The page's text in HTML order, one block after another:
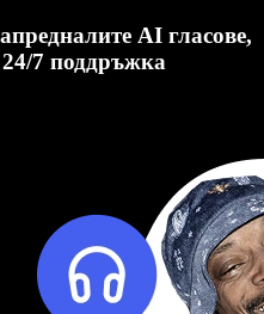
AI гласове,
7 поддръжка